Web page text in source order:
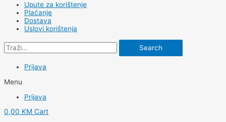
Upute za korištenje
Plaćanje
Dostava
Uslovi korištenja
Search
Prijava
Menu
Prijava
0,00 KM Cart